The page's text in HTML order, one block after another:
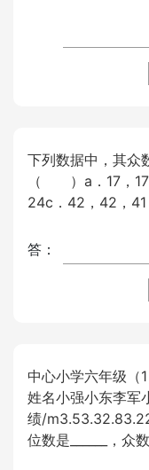
下列数据中，其众
（ ）a．17，17
24c．42，42，
答：
中心小学六年级（
姓名小强小东李军
绩/
位数是______，众数